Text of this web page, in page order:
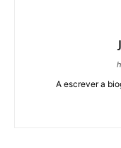
A escrever a